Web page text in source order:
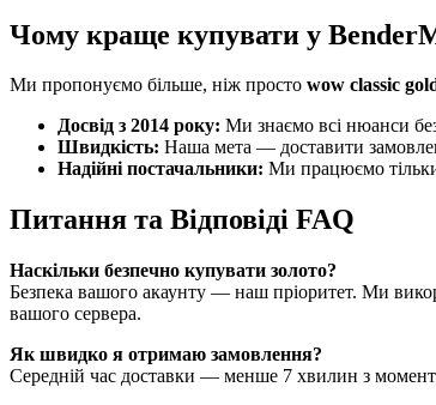
Чому краще купувати у
Ми пропонуємо більше, ніж просто wow classic
Досвід з 2014 року: Ми знаємо всі нюанси
Швидкість: Наша мета — доставити
Надійні постачальники: Ми працюємо
Питання та Відповіді FAQ
Наскільки безпечно купувати золото?
Безпека вашого акаунту — наш пріоритет. Ми
вашого сервера.
Як швидко я отримаю замовлення?
Середній час доставки — менше 7 хвилин з